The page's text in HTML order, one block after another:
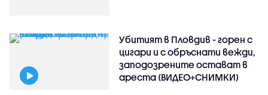
Убитият в Пловдив - горен с
цигари и с обръснати вежди,
заподозрените остават в
ареста (ВИДЕО+СНИМКИ)